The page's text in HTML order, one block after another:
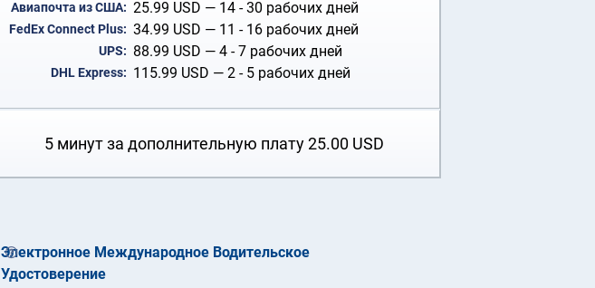
Авиапочта из США: 25.99 USD — 14 - 30 рабочих дней
FedEx Connect Plus: 34.99 USD — 11 - 16 рабочих дней
UPS: 88.99 USD — 4 - 7 рабочих дней
DHL Express: 115.99 USD — 2 - 5 рабочих дней
5 минут за дополнительную плату25.00 USD
Электронное Международное Водительское
Удостоверение